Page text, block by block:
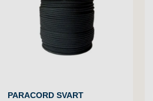
PARACORD SVART